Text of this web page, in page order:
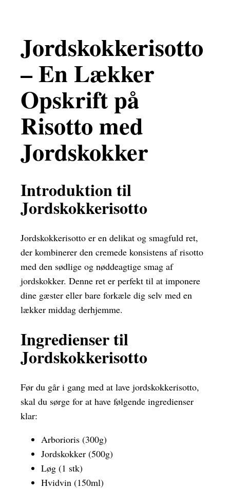
Jordskokkerisotto
– En Lækker
Opskrift på
Risotto med
Jordskokker
Introduktion til
Jordskokkerisotto
Jordskokkerisotto er en delikat og smagfuld ret,
der kombinerer den cremede konsistens af risotto
med den sødlige og nøddeagtige smag af
jordskokker. Denne ret er perfekt til at imponere
dine gæster eller bare forkæle dig selv med en
lækker middag derhjemme.
Ingredienser til
Jordskokkerisotto
Før du går i gang med at lave jordskokkerisotto,
skal du sørge for at have følgende ingredienser
klar:
Arborioris (300g)
Jordskokker (500g)
Løg (1 stk)
Hvidvin (150ml)